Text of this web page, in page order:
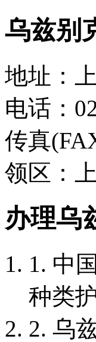
乌兹别
地址：
电话：
传真
领区：
办理乌
1. 中
种类
2. 乌